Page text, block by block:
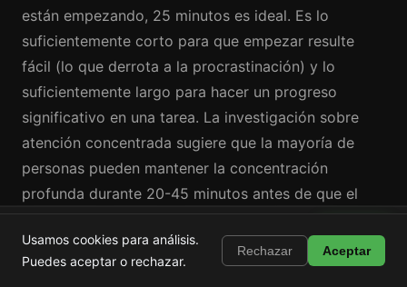
están empezando, 25 minutos es ideal. Es lo
suficientemente corto para que empezar resulte
fácil (lo que derrota a la procrastinación) y lo
suficientemente largo para hacer un progreso
significativo en una tarea. La investigación sobre
atención concentrada sugiere que la mayoría de
personas pueden mantener la concentración
profunda durante 20-45 minutos antes de que el
rendimiento empiece a declinar. Los 25 minutos
estándar se sitúan cómodamente dentro de ese
rango. A medida que desarrolles tu resistencia de
Bloquea Shorts, Reels y TikTok Instalar
Usamos cookies para análisis.
Puedes aceptar o rechazar.
Rechazar Aceptar